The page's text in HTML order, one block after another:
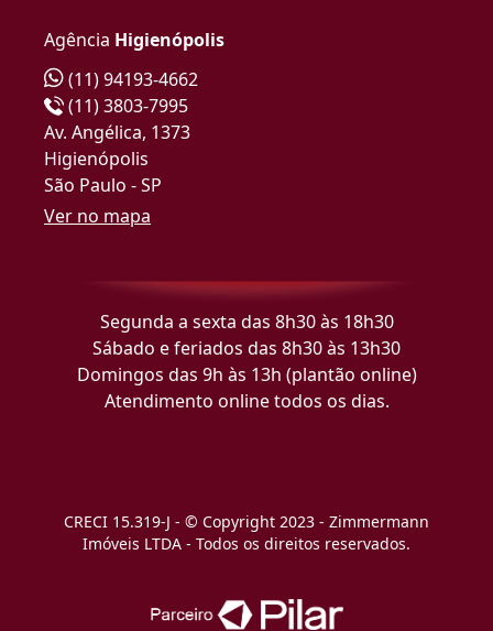
Agência Higienópolis
(11) 94193-4662
(11) 3803-7995
Av. Angélica, 1373
Higienópolis
São Paulo - SP
Ver no mapa
Segunda a sexta das 8h30 às 18h30
Sábado e feriados das 8h30 às 13h30
Domingos das 9h às 13h (plantão online)
Atendimento online todos os dias.
CRECI 15.319-J - © Copyright 2023 - Zimmermann
Imóveis LTDA - Todos os direitos reservados.